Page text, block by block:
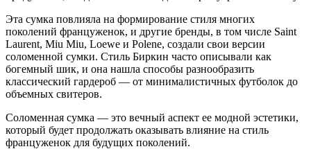
Эта сумка повлияла на формирование стиля многих
поколений француженок, и другие бренды, в том числе Saint
Laurent, Miu Miu, Loewe и Polene, создали свои версии
соломенной сумки. Стиль Биркин часто описывали как
богемный шик, и она нашла способы разнообразить
классический гардероб — от минималистичных футболок до
объемных свитеров.
Соломенная сумка — это вечный аспект ее модной эстетики,
который будет продолжать оказывать влияние на стиль
француженок для будущих поколений.